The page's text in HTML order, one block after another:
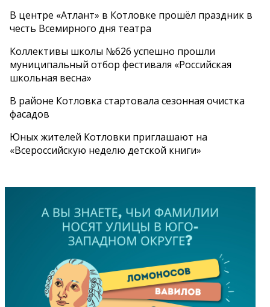
В центре «Атлант» в Котловке прошёл праздник в
честь Всемирного дня театра
Коллективы школы №626 успешно прошли
муниципальный отбор фестиваля «Российская
школьная весна»
В районе Котловка стартовала сезонная очистка
фасадов
Юных жителей Котловки приглашают на
«Всероссийскую неделю детской книги»